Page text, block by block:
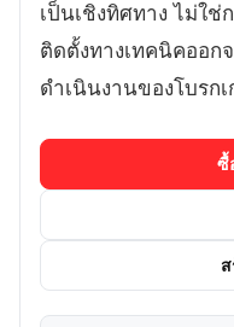
เป็นเชิงทิศทาง ไม่ใช่
ติดตั้งทางเทคนิคออก
ดำเนินงานของโบรกเ
ซื้